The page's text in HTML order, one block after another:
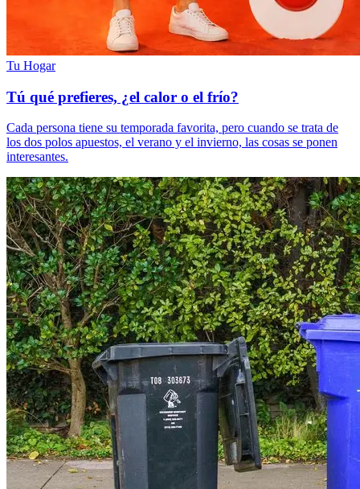
Tu Hogar
Tú qué prefieres, ¿el calor o el frío?
Cada persona tiene su temporada favorita, pero cuando se trata de
los dos polos apuestos, el verano y el invierno, las cosas se ponen
interesantes.